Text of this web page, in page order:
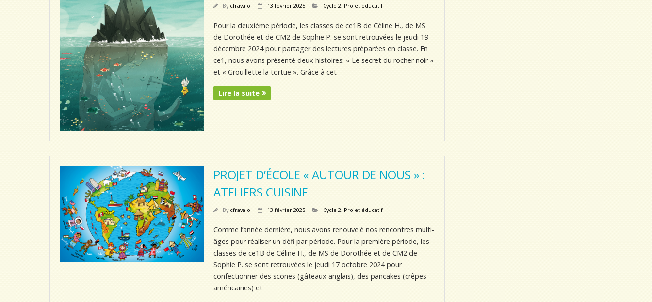
By cfravalo 13 février 2025 Cycle 2, Projet éducatif
Pour la deuxième période, les classes de ce1B de Céline H., de MS
de Dorothée et de CM2 de Sophie P. se sont retrouvées le jeudi 19
décembre 2024 pour partager des lectures préparées en classe. En
ce1, nous avons présenté deux histoires: « Le secret du rocher noir »
et « Grouillette la tortue ». Grâce à cet
Lire la suite
PROJET D’ÉCOLE « AUTOUR DE NOUS » :
ATELIERS CUISINE
By cfravalo 13 février 2025 Cycle 2, Projet éducatif
Comme l’année dernière, nous avons renouvelé nos rencontres multi-
âges pour réaliser un défi par période. Pour la première période, les
classes de ce1B de Céline H., de MS de Dorothée et de CM2 de
Sophie P. se sont retrouvées le jeudi 17 octobre 2024 pour
confectionner des scones (gâteaux anglais), des pancakes (crêpes
américaines) et